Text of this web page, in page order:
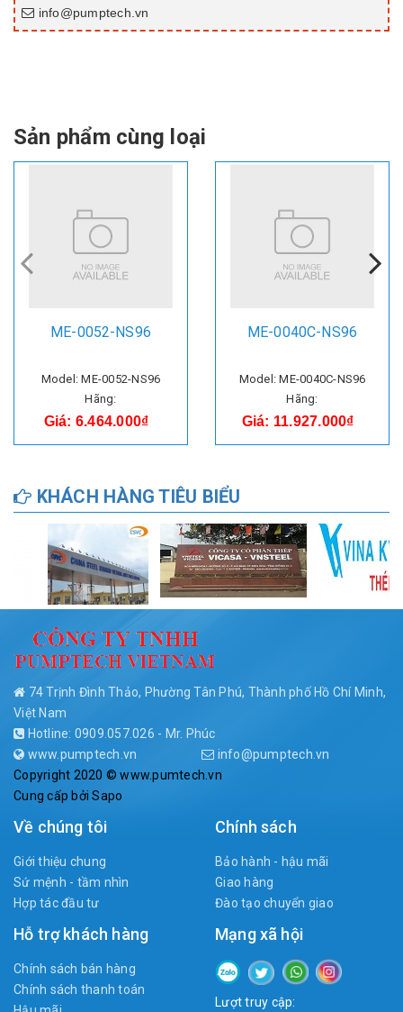
info@pumptech.vn
Sản phẩm cùng loại
ME-0052-NS96
Model: ME-0052-NS96
Hãng:
Giá: 6.464.000₫
ME-0040C-NS96
Model: ME-0040C-NS96
Hãng:
Giá: 11.927.000₫
KHÁCH HÀNG TIÊU BIỂU
74 Trịnh Đình Thảo, Phường Tân Phú, Thành phố Hồ Chí Minh,
Việt Nam
Hotline: 0909.057.026 - Mr. Phúc
www.pumptech.vn
info@pumptech.vn
Copyright 2020 © www.pumtech.vn
Cung cấp bởiSapo
Về chúng tôi
Giới thiệu chung
Sứ mệnh - tầm nhìn
Hợp tác đầu tư
Chính sách
Bảo hành - hậu mãi
Giao hàng
Đào tạo chuyển giao
Hỗ trợ khách hàng
Chính sách bán hàng
Chính sách thanh toán
Mạng xã hội
Lượt truy cập: